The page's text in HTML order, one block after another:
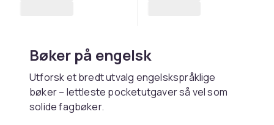
Bøker på engelsk
Utforsk et bredt utvalg engelskspråklige
bøker – lettleste pocketutgaver så vel som
solide fagbøker.